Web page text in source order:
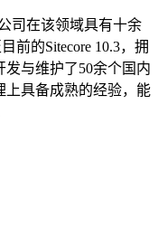
司在该领域具有十余
前的Sitecore 10.3，拥
与维护了50余个国内
上具备成熟的经验，能